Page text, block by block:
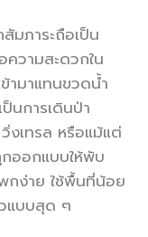
มภาระถือเป็น
วามสะดวกใน
ามาแทนขวดน้ำ
นการเดินป่า
งเทรล หรือแม้แต่
กออกแบบให้พับ
กง่าย ใช้พื้นที่น้อย
แบบสุด ๆ